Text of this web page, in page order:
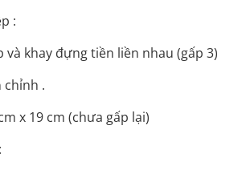
:
và khay đựng tiền liền nhau (gấp 3)
chỉnh .
x 19 cm (chưa gấp lại)